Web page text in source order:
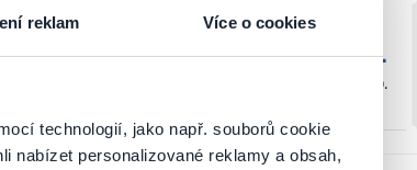
reklam Více o cookies
technologií, jako např. souborů cookie
nabízet personalizované reklamy a obsah,
V síti Ticketportal nyní vyprodáno.
V síti Ticketportal nyní vyprodáno.